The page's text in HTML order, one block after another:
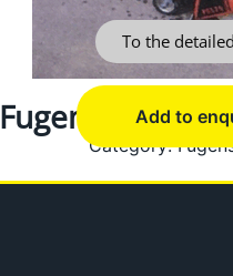
Fugenschneider
Category:
To the
Add to